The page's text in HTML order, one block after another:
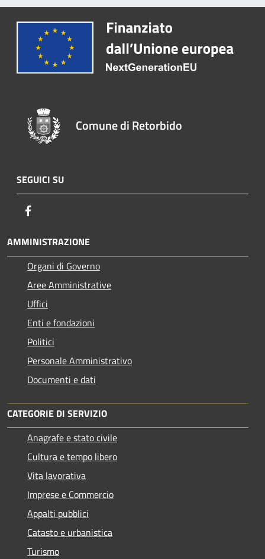
Comune di Retorbido
SEGUICI SU
AMMINISTRAZIONE
Organi di Governo
Aree Amministrative
Uffici
Enti e fondazioni
Politici
Personale Amministrativo
Documenti e dati
CATEGORIE DI SERVIZIO
Anagrafe e stato civile
Cultura e tempo libero
Vita lavorativa
Imprese e Commercio
Appalti pubblici
Catasto e urbanistica
Turismo